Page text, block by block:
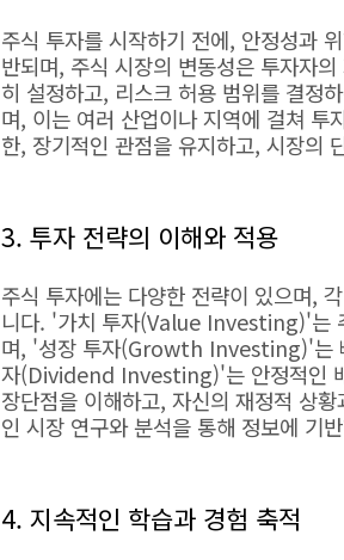
주식 투자를 시작하기 전에, 안정성과
반되며, 주식 시장의 변동성은 투자자
히 설정하고, 리스크 허용 범위를 결정
며, 이는 여러 산업이나 지역에 걸쳐 투
한, 장기적인 관점을 유지하고, 시장의
3. 투자 전략의 이해와 적용
주식 투자에는 다양한 전략이 있으며,
니다. '가치 투자(Value Investing)'는
며, '성장 투자(Growth Investing)'는
자(Dividend Investing)'는 안정적인
장단점을 이해하고, 자신의 재정적 상
인 시장 연구와 분석을 통해 정보에 기
4. 지속적인 학습과 경험 축적